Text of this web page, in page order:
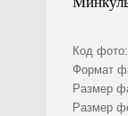
Код фото:
Формат
Размер
Размер